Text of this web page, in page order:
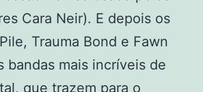
Cara Neir). E depois os
Trauma Bond e Fawn
bandas mais incríveis de
que trazem para o